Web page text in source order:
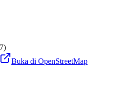
Buka di OpenStreetMap